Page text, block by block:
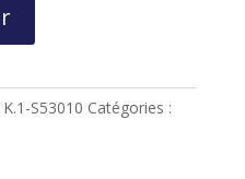
K.1-S53010 Catégories :